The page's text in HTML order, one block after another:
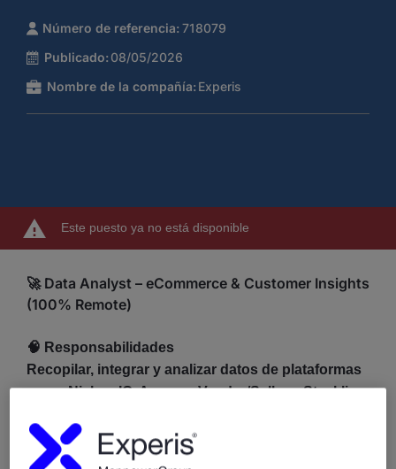
Número de referencia: 718079
Publicado: 08/05/2026
Nombre de la compañía: Experis
Este puesto ya no está disponible
🚀 Data Analyst – eCommerce & Customer Insights
(100% Remote)
🧠 Responsabilidades
Recopilar, integrar y analizar datos de plataformas
como NielsenIQ, Amazon Vendor/Seller y Stackline
en eCommerce
Identificar tendencias, riesgos y oportunidades a